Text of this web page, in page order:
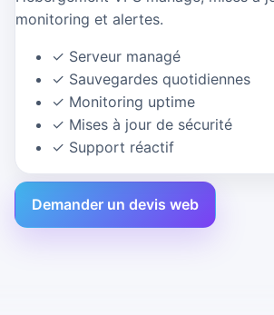
monitoring et alertes.
✓ Serveur managé
✓ Sauvegardes quotidiennes
✓ Monitoring uptime
✓ Mises à jour de sécurité
✓ Support réactif
Demander un devis web